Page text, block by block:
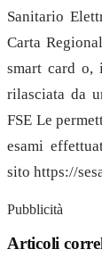
Sanitario
Carta
smart card o,
rilasciata da
FSE Le
esami
sito https://
Pubblicità
Articoli